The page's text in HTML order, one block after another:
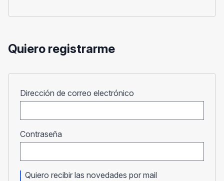
Quiero registrarme
Dirección de correo electrónico
Contraseña
Quiero recibir las novedades por mail